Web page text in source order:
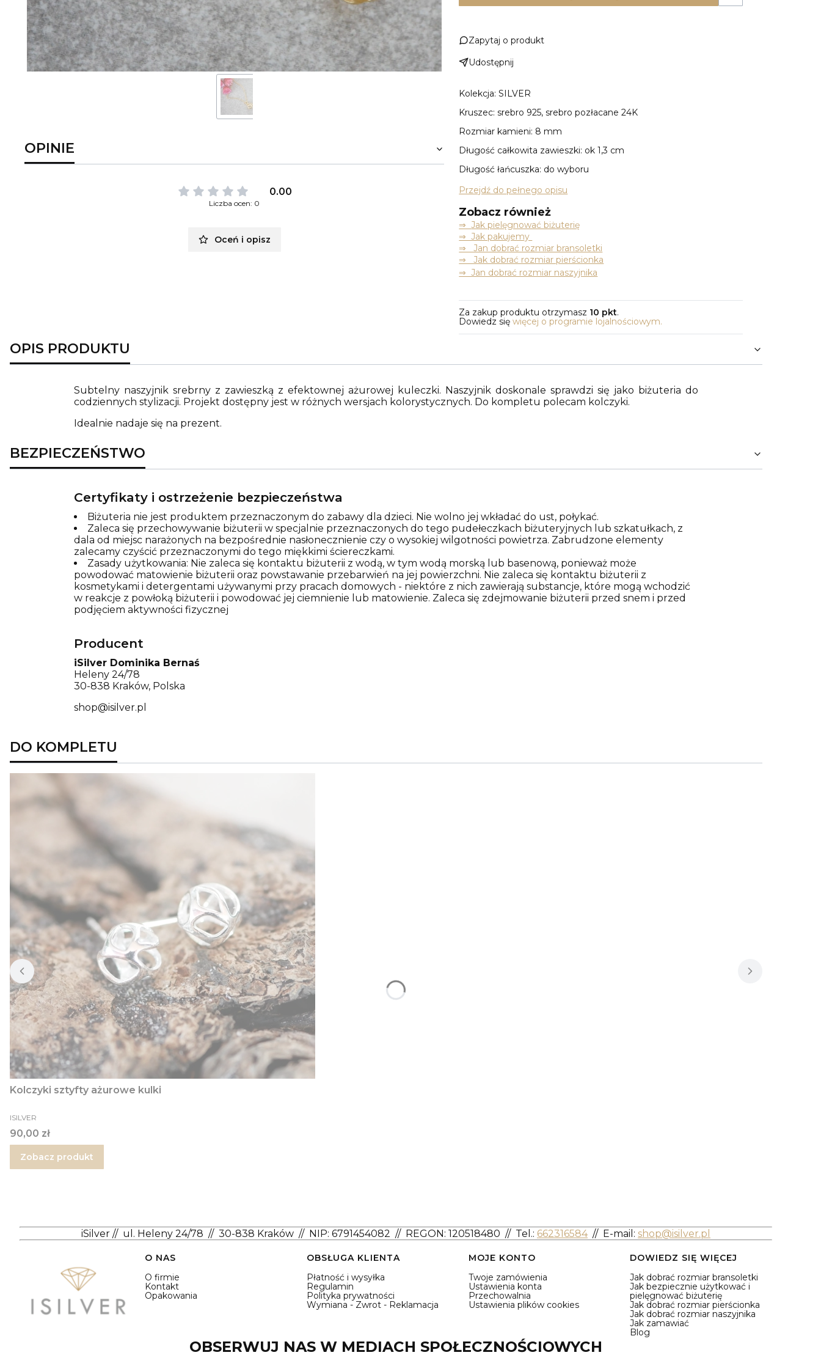
OPINIE
0.00
Liczba ocen: 0
Oceń i opisz
Zapytaj o produkt
Udostępnij
Kolekcja: SILVER
Kruszec: srebro 925, srebro pozłacane 24K
Rozmiar kamieni: 8 mm
Długość całkowita zawieszki: ok 1,3 cm
Długość łańcuszka: do wyboru
Przejdź do pełnego opisu
Zobacz również
⇒Jak pielęgnować biżuterię
⇒ Jak pakujemy
⇒ Jan dobrać rozmiar bransoletki
⇒ Jak dobrać rozmiar pierścionka
⇒ Jan dobrać rozmiar naszyjnika
Za zakup produktu otrzymasz 10 pkt.
Dowiedz sięwięcej o programie lojalnościowym.
OPIS PRODUKTU
Subtelny naszyjnik srebrny z zawieszką z efektownej ażurowej kuleczki. Naszyjnik doskonale sprawdzi się jako biżuteria do
codziennych stylizacji. Projekt dostępny jest w różnych wersjach kolorystycznych. Do kompletu polecam kolczyki.
Idealnie nadaje się na prezent.
BEZPIECZEŃSTWO
Certyfikaty i ostrzeżenie bezpieczeństwa
Biżuteria nie jest produktem przeznaczonym do zabawy dla dzieci. Nie wolno jej wkładać do ust, połykać.
Zaleca się przechowywanie biżuterii w specjalnie przeznaczonych do tego pudełeczkach biżuteryjnych lub szkatułkach, z
dala od miejsc narażonych na bezpośrednie nasłonecznienie czy o wysokiej wilgotności powietrza. Zabrudzone elementy
zalecamy czyścić przeznaczonymi do tego miękkimi ściereczkami.
Zasady użytkowania: Nie zaleca się kontaktu biżuterii z wodą, w tym wodą morską lub basenową, ponieważ może
powodować matowienie biżuterii oraz powstawanie przebarwień na jej powierzchni. Nie zaleca się kontaktu biżuterii z
kosmetykami i detergentami używanymi przy pracach domowych - niektóre z nich zawierają substancje, które mogą wchodzić
w reakcje z powłoką biżuterii i powodować jej ciemnienie lub matowienie. Zaleca się zdejmowanie biżuterii przed snem i przed
podjęciem aktywności fizycznej
Producent
iSilver Dominika Bernaś
Heleny 24/78
30-838 Kraków, Polska
shop@isilver.pl
DO KOMPLETU
Kolczyki sztyfty ażurowe kulki
PRODUCENT
ISILVER
Cena
90,00 zł
Zobacz produkt
iSilver // ul. Heleny 24/78 // 30-838 Kraków // NIP: 6791454082 // REGON: 120518480 // Tel.: 662316584 // E-mail: shop@isilver.pl
Linki w stopce
O NAS
O firmie
Kontakt
Opakowania
OBSŁUGA KLIENTA
Płatność i wysyłka
Regulamin
Polityka prywatności
Wymiana - Zwrot - Reklamacja
MOJE KONTO
Twoje zamówienia
Ustawienia konta
Przechowalnia
Ustawienia plików cookies
DOWIEDZ SIĘ WIĘCEJ
Jak dobrać rozmiar bransoletki
Jak bezpiecznie użytkować i
pielęgnować biżuterię
Jak dobrać rozmiar pierścionka
Jak dobrać rozmiar naszyjnika
Jak zamawiać
Blog
OBSERWUJ NAS W MEDIACH SPOŁECZNOŚCIOWYCH